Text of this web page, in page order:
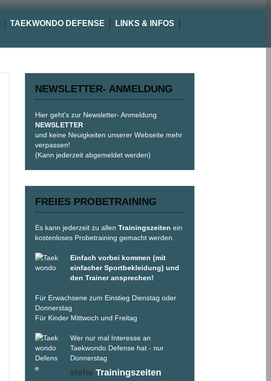
TAEKWONDO DEFENSE
LINKS & INFOS
NEWSLETTER- ANMELDUNG
Hier geht's zur Newsletter- Anmeldung
NEWSLETTER
und keine Neuigkeiten unserer Webseite mehr
verpassen!
(Kann jederzeit abgemeldet werden)
FREIES PROBETRAINING
Es kann jederzeit zu allen Trainingszeiten ein
kostenloses Probetraining gemacht werden.
Einfach vorbei kommen (mit
einfacher Sportbekleidung) und
den Trainer ansprechen!
Für Erwachsene zum Einstieg Dienstag oder
Donnerstag
Für Kinder Mittwoch und Freitag
Wer nur mal Interesse an
Taekwondo Defense hat - nur
Donnerstag
siehe Trainingszeiten